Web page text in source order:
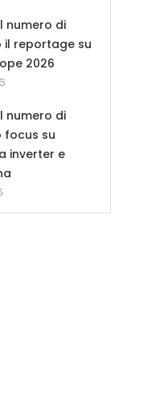
numero di
reportage su
2026
numero di
su
inverter e